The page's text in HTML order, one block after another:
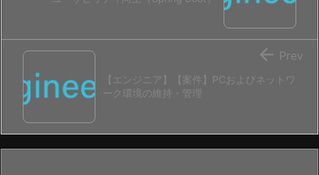
【エンジニア】【案件】PCおよびネットワ
ーク環境の維持・管理
 Prev